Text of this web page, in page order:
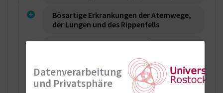
Bösartige Erkrankungen der Atemwege,
der Lungen und des Rippenfells
Respiratorische Insuffizienz
Erkrankungen des Gefäßsystems
Datenverarbeitung
und Privatsphäre